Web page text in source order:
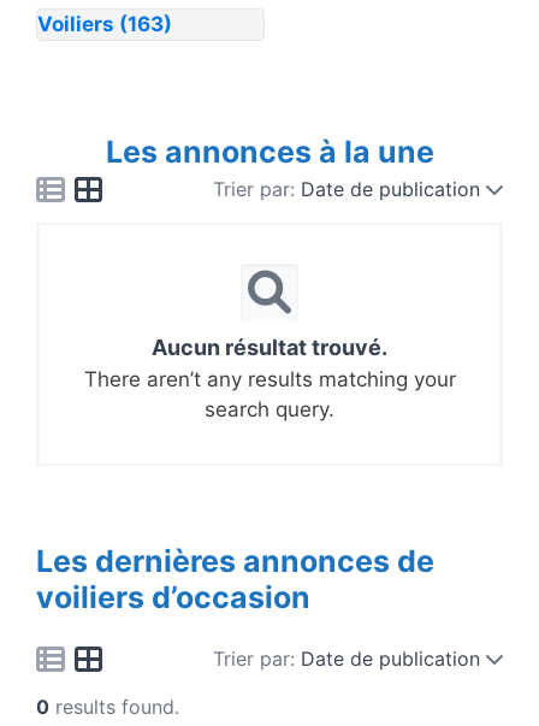
Voiliers (163)
Les annonces à la une
Trier par: Date de publication
Aucun résultat trouvé.
There aren’t any results matching your
search query.
Les dernières annonces de
voiliers d’occasion
Trier par: Date de publication
0 results found.